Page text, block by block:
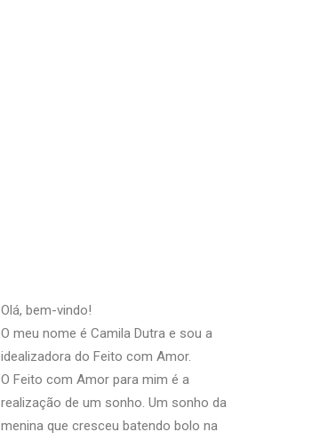
Olá, bem-vindo!
O meu nome é Camila Dutra e sou a
idealizadora do Feito com Amor.
O Feito com Amor para mim é a
realização de um sonho. Um sonho da
menina que cresceu batendo bolo na